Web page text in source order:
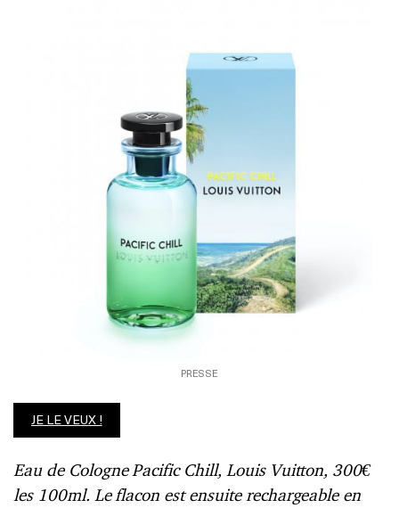
PRESSE
JE LE VEUX !
Eau de Cologne Pacific Chill, Louis Vuitton, 300€
les 100ml. Le flacon est ensuite rechargeable en